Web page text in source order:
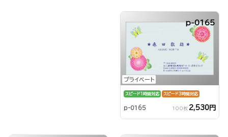
プライベート
p-0165
スピード1時間対応 スピード3時間対応
p-0165 100枚 2,530円